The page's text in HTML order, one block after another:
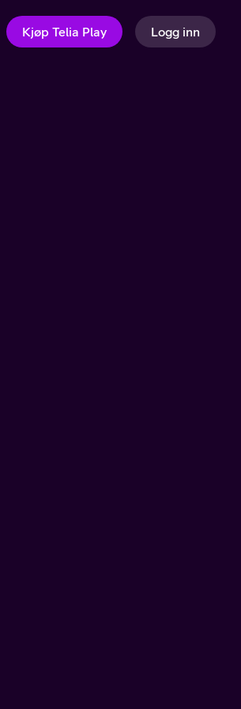
Kjøp Telia Play Logg inn